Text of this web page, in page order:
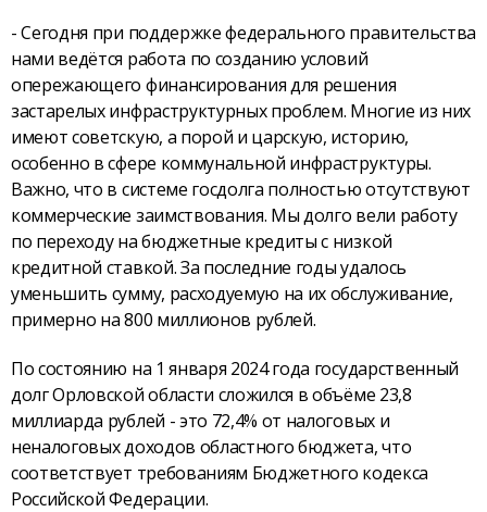
- Сегодня при поддержке федерального правительства
нами ведётся работа по созданию условий
опережающего финансирования для решения
застарелых инфраструктурных проблем. Многие из них
имеют советскую, а порой и царскую, историю,
особенно в сфере коммунальной инфраструктуры.
Важно, что в системе госдолга полностью отсутствуют
коммерческие заимствования. Мы долго вели работу
по переходу на бюджетные кредиты с низкой
кредитной ставкой. За последние годы удалось
уменьшить сумму, расходуемую на их обслуживание,
примерно на 800 миллионов рублей.
По состоянию на 1 января 2024 года государственный
долг Орловской области сложился в объёме 23,8
миллиарда рублей - это 72,4% от налоговых и
неналоговых доходов областного бюджета, что
соответствует требованиям Бюджетного кодекса
Российской Федерации.